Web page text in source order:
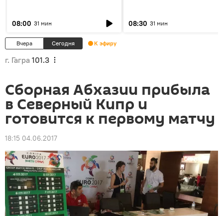
08:00 31 мин 08:30 31 мин
Вчера Сегодня К эфиру
г. Гагра 101.3
Сборная Абхазии прибыла
в Северный Кипр и
готовится к первому матчу
18:15 04.06.2017